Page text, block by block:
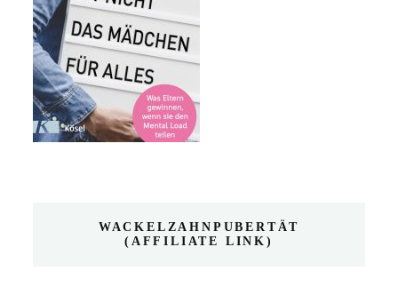
WACKELZAHNPUBERTÄT
(AFFILIATE LINK)